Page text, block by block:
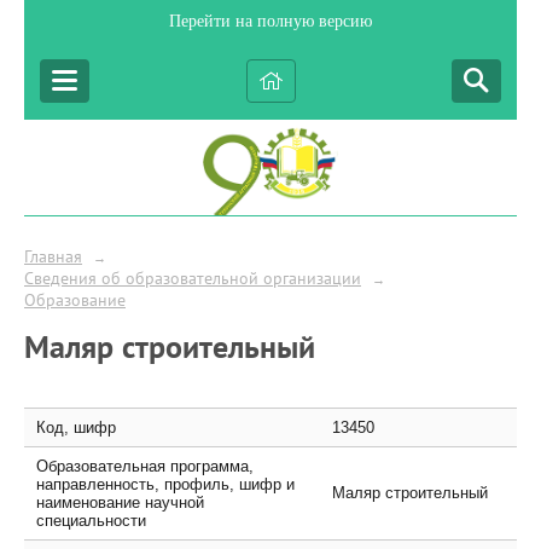
Перейти на полную версию
Главная →
Сведения об образовательной организации →
Образование
Маляр строительный
Код, шифр 13450
Образовательная программа,
направленность, профиль, шифр и
наименование научной
специальности
Маляр строительный